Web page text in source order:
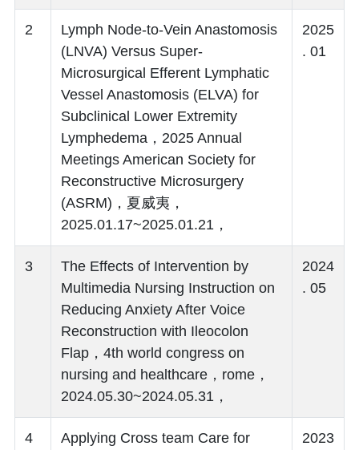
2
Lymph Node-to-Vein Anastomosis
(LNVA) Versus Super-
Microsurgical Efferent Lymphatic
Vessel Anastomosis (ELVA) for
Subclinical Lower Extremity
Lymphedema，2025 Annual
Meetings American Society for
Reconstructive Microsurgery
(ASRM)，夏威夷，
2025.01.17~2025.01.21，
2025
. 01
3
The Effects of Intervention by
Multimedia Nursing Instruction on
Reducing Anxiety After Voice
Reconstruction with Ileocolon
Flap，4th world congress on
nursing and healthcare，rome，
2024.05.30~2024.05.31，
2024
. 05
4
Applying Cross team Care for
2023